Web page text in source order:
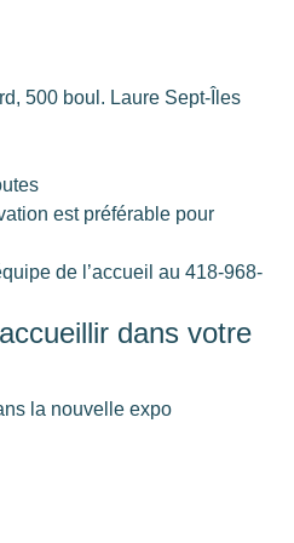
500 boul. Laure Sept-Îles
est préférable pour
de l’accueil au 418-968-
dans votre